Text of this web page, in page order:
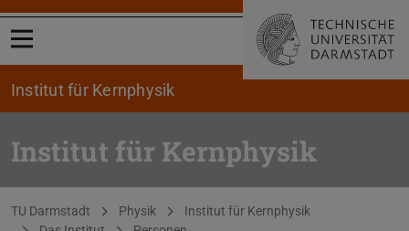
Menü öffnen
Institut für Kernphysik
Institut für Kernphysik
Sie befinden sich hier:
TU Darmstadt Physik
Institut für Kernphysik